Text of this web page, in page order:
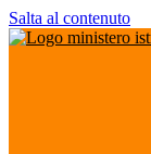
Salta al contenuto